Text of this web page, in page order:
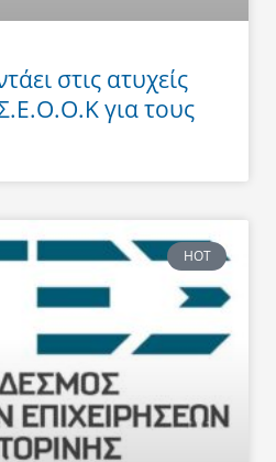
στις ατυχείς
για τους
HOT